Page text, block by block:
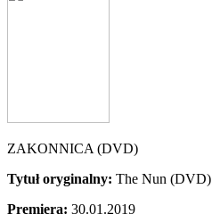
ZAKONNICA (DVD)
Tytuł oryginalny: The Nun (DVD)
Premiera: 30.01.2019